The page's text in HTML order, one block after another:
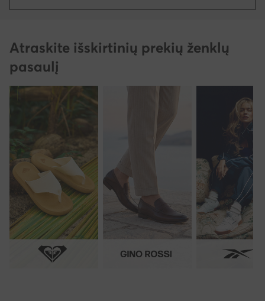
Atraskite išskirtinių prekių ženklų
pasaulį